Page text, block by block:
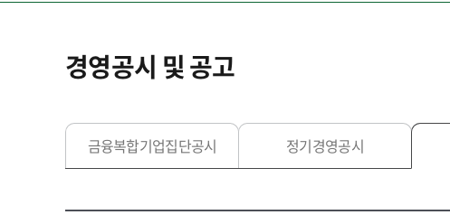
으
로
동
경영공시 및 공고
금융복합기업집단공시 정기경영공시